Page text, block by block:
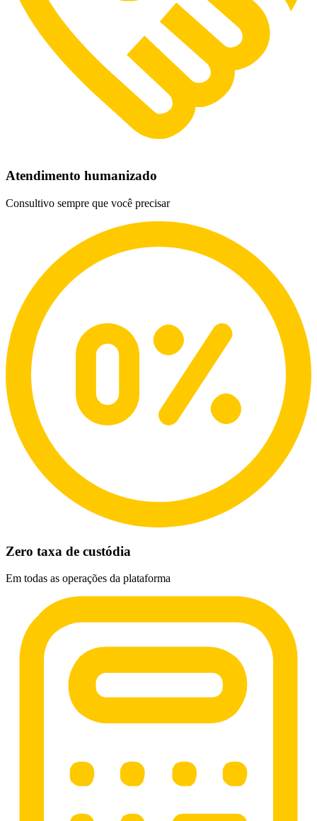
Atendimento humanizado
Consultivo sempre que você precisar
Zero taxa de custódia
Em todas as operações da plataforma